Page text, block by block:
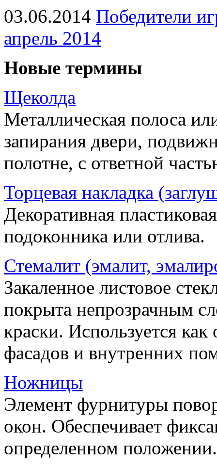
03.06.2014 Победители
апрель 2014
Новые термины
Щеколда
Металлическая полоса
запирания двери,
полотне, с ответной
Торцевая накладка
Декоративная
подоконника или отлива.
Стемалит (эмалит,
Закаленное листовое
покрыта непрозрачным
краски. Используется
фасадов и внутренних
Ножницы
Элемент фурнитуры
окон. Обеспечивает
определенном положении.